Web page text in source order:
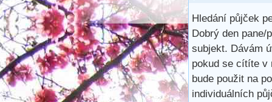
Hledání půjček
Dobrý den
subjekt. Dávám
pokud se cítíte v
bude použit na
individuálních